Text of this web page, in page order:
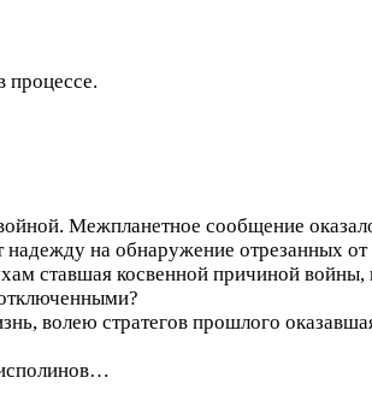
процессе.
Межпланетное сообщение
на обнаружение отрезанных от
ставшая косвенной причиной войны,
волею стратегов прошлого